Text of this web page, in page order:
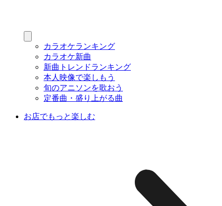
カラオケランキング
カラオケ新曲
新曲トレンドランキング
本人映像で楽しもう
旬のアニソンを歌おう
定番曲・盛り上がる曲
お店でもっと楽しむ